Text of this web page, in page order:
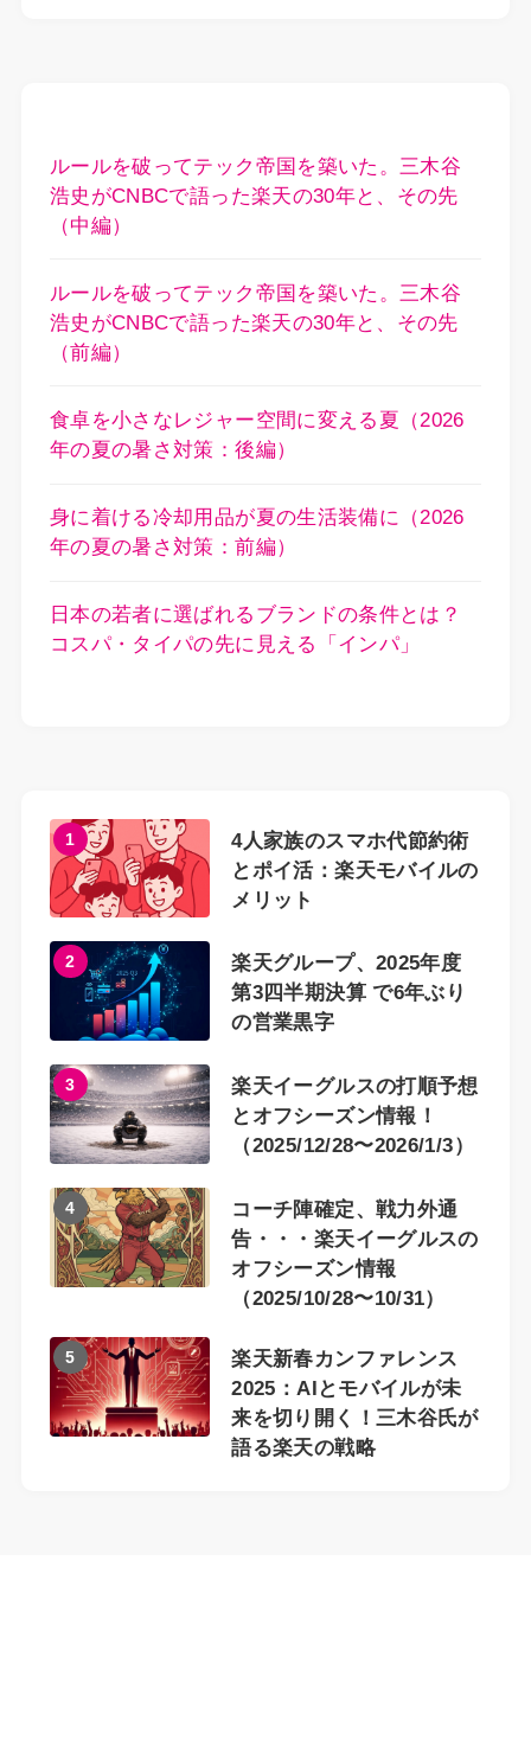
ルールを破ってテック帝国を築いた。三木谷
浩史がCNBCで語った楽天の30年と、その先
（中編）
ルールを破ってテック帝国を築いた。三木谷
浩史がCNBCで語った楽天の30年と、その先
（前編）
食卓を小さなレジャー空間に変える夏（2026
年の夏の暑さ対策：後編）
身に着ける冷却用品が夏の生活装備に（2026
年の夏の暑さ対策：前編）
日本の若者に選ばれるブランドの条件とは？
コスパ・タイパの先に見える「インパ」
1
4人家族のスマホ代節約術
とポイ活：楽天モバイルの
メリット
2
楽天グループ、2025年度
第3四半期決算 で6年ぶり
の営業黒字
3
楽天イーグルスの打順予想
とオフシーズン情報！
（2025/12/28〜2026/1/3）
4
コーチ陣確定、戦力外通
告・・・楽天イーグルスの
オフシーズン情報
（2025/10/28〜10/31）
5
楽天新春カンファレンス
2025：AIとモバイルが未
来を切り開く！三木谷氏が
語る楽天の戦略